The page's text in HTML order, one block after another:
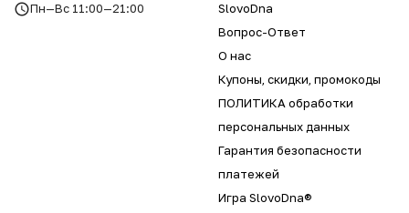
Пн—Вс 11:00—21:00
SlovoDna
Вопрос-Ответ
О нас
Купоны, скидки, промокоды
ПОЛИТИКА обработки
персональных данных
Гарантия безопасности
платежей
Игра SlovoDna®